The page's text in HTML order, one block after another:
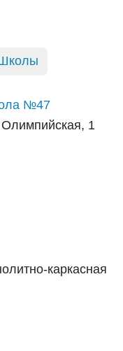
№47
1
каркасная